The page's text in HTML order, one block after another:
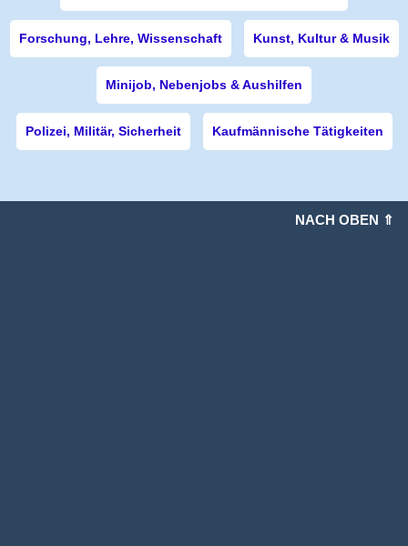
Forschung, Lehre, Wissenschaft Kunst, Kultur & Musik
Minijob, Nebenjobs & Aushilfen
Polizei, Militär, Sicherheit Kaufmännische Tätigkeiten
NACH OBEN ⇑